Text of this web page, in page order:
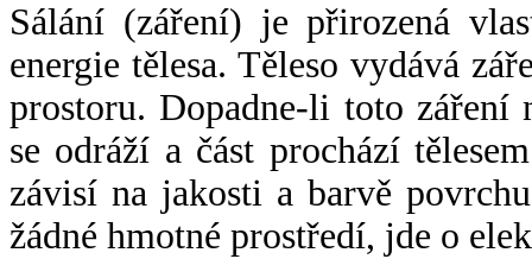
Sálání (záření) je přirozená
energie tělesa. Těleso vydává
prostoru. Dopadne-li toto záření
se odráží a část prochází
závisí na jakosti a barvě
žádné hmotné prostředí, jde o